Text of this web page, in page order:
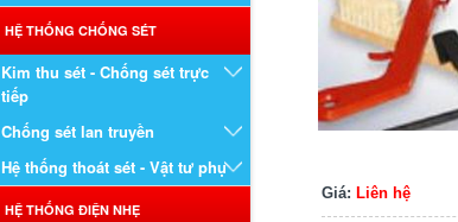
HỆ THỐNG CHỐNG SÉT
Kim thu sét - Chống sét trực
tiếp
Chống sét lan truyền
Hệ thống thoát sét - Vật tư phụ
HỆ THỐNG ĐIỆN NHẸ
Giá: Liên hệ